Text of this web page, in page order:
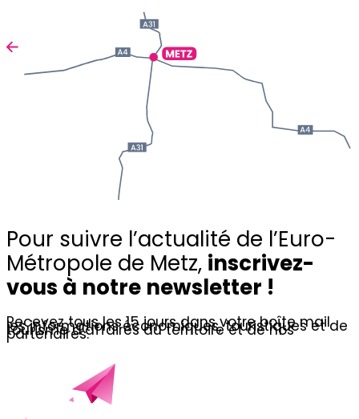
Pour suivre l’actualité de l’Euro-
Métropole de Metz, inscrivez-
vous à notre newsletter !
Recevez tous les 15 jours dans votre boîte mail
les informations économiques, touristiques et de
tourisme d’affaires du territoire et de nos
partenaires.